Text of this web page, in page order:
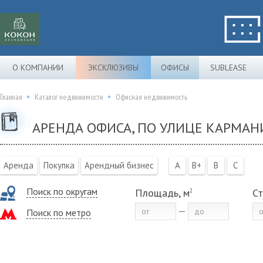
О КОМПАНИИ ЭКСКЛЮЗИВЫ ОФИСЫ SUBLEASE
Главная Каталог недвижимости Офисная недвижимость
АРЕНДА ОФИСА, ПО УЛИЦЕ
Аренда Покупка Арендный бизнес A B+ B C
Поиск по округам
Поиск по метро
Площадь, м2